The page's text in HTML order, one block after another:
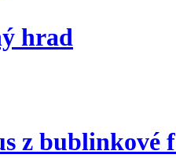
hrad
z bublinkové